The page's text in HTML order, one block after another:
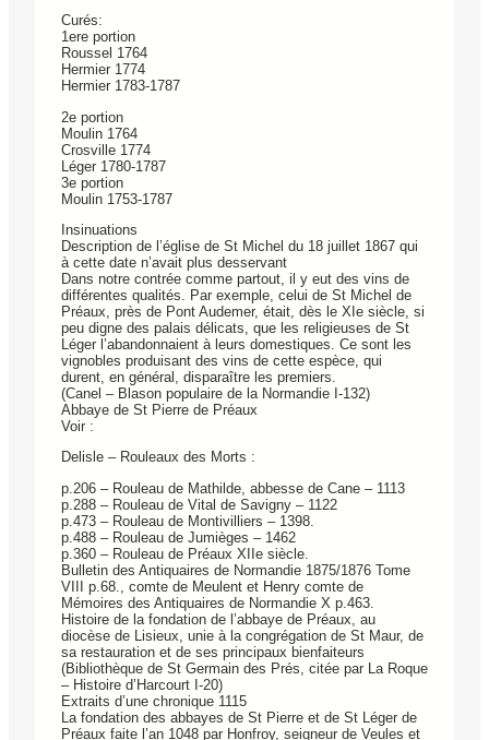
Curés:
1ere portion
Roussel 1764
Hermier 1774
Hermier 1783-1787
2e portion
Moulin 1764
Crosville 1774
Léger 1780-1787
3e portion
Moulin 1753-1787
Insinuations
Description de l’église de St Michel du 18 juillet 1867 qui
à cette date n’avait plus desservant
Dans notre contrée comme partout, il y eut des vins de
différentes qualités. Par exemple, celui de St Michel de
Préaux, près de Pont Audemer, était, dès le XIe siècle, si
peu digne des palais délicats, que les religieuses de St
Léger l’abandonnaient à leurs domestiques. Ce sont les
vignobles produisant des vins de cette espèce, qui
durent, en général, disparaître les premiers.
(Canel – Blason populaire de la Normandie I-132)
Abbaye de St Pierre de Préaux
Voir :
Delisle – Rouleaux des Morts :
p.206 – Rouleau de Mathilde, abbesse de Cane – 1113
p.288 – Rouleau de Vital de Savigny – 1122
p.473 – Rouleau de Montivilliers – 1398.
p.488 – Rouleau de Jumièges – 1462
p.360 – Rouleau de Préaux XIIe siècle.
Bulletin des Antiquaires de Normandie 1875/1876 Tome
VIII p.68., comte de Meulent et Henry comte de
Mémoires des Antiquaires de Normandie X p.463.
Histoire de la fondation de l’abbaye de Préaux, au
diocèse de Lisieux, unie à la congrégation de St Maur, de
sa restauration et de ses principaux bienfaiteurs
(Bibliothèque de St Germain des Prés, citée par La Roque
– Histoire d’Harcourt I-20)
Extraits d’une chronique 1115
La fondation des abbayes de St Pierre et de St Léger de
Préaux faite l’an 1048 par Honfroy, seigneur de Veules et